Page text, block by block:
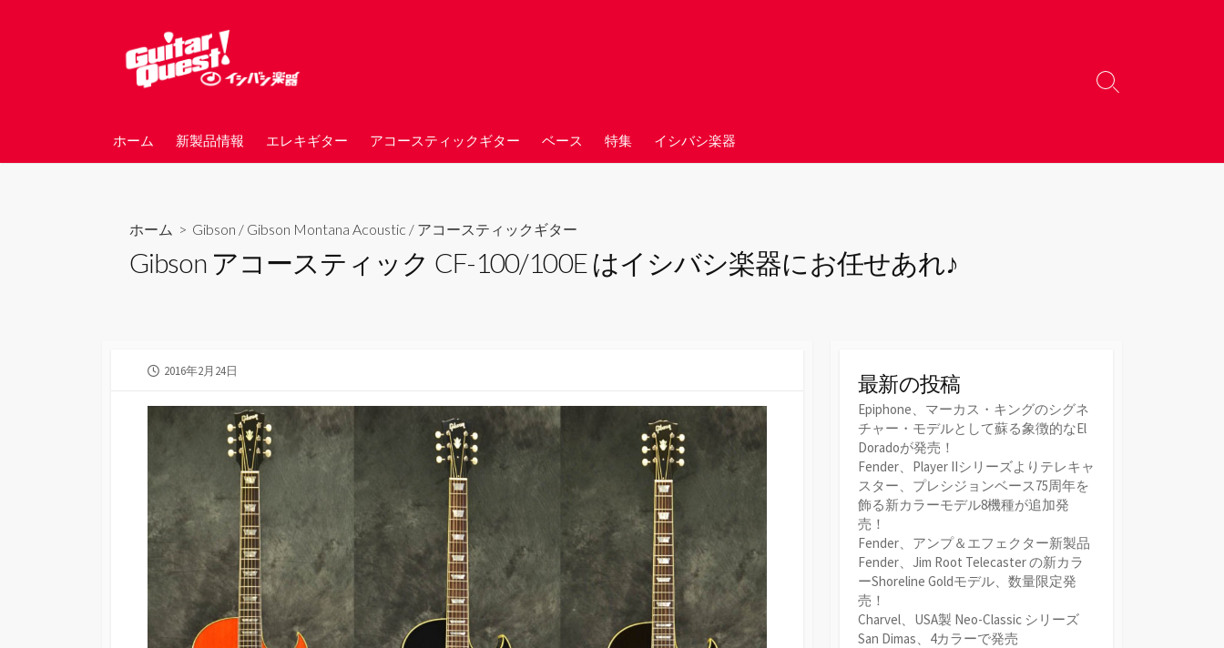
ホーム 新製品情報 エレキギター アコースティックギター ベース 特集 イシバシ楽器
検
替
ホーム > Gibson / Gibson Montana Acoustic / アコースティックギター
Gibson アコースティック CF-100/100E はイシバシ楽器にお任せあれ♪
公
日
2016年2月24日
最新の投稿
Epiphone、マーカス・キングのシグネ
チャー・モデルとして蘇る象徴的なEl
Doradoが発売！
Fender、Player IIシリーズよりテレキャ
スター、プレシジョンベース75周年を
飾る新カラーモデル8機種が追加発
売！
Fender、アンプ＆エフェクター新製品
Fender、Jim Root Telecaster の新カラ
ーShoreline Goldモデル、数量限定発
売！
Charvel、USA製 Neo-Classic シリーズ
San Dimas、4カラーで発売